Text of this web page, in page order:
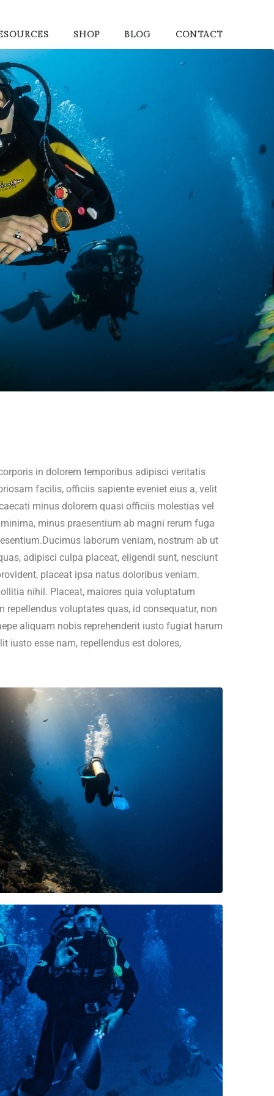
SHOP BLOG CONTACT
in dolorem temporibus adipisci veritatis
facilis, officiis sapiente eveniet eius a, velit
minus dolorem quasi officiis molestias vel
minus praesentium ab magni rerum fuga
laborum veniam, nostrum ab ut
adipisci culpa placeat, eligendi sunt, nesciunt
placeat ipsa natus doloribus veniam.
nihil. Placeat, maiores quia voluptatum
voluptates quas, id consequatur, non
aliquam nobis reprehenderit iusto fugiat harum
iusto esse nam, repellendus est dolores,